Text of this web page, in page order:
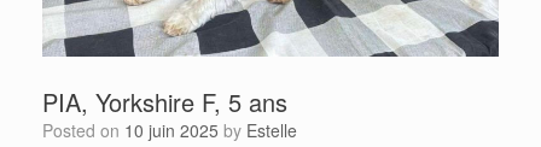
PIA, Yorkshire F, 5 ans
Posted on 10 juin 2025 by Estelle